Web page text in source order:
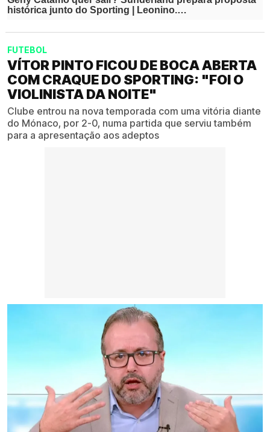
FUTEBOL
VÍTOR PINTO FICOU DE BOCA ABERTA
COM CRAQUE DO SPORTING: "FOI O
VIOLINISTA DA NOITE"
Clube entrou na nova temporada com uma vitória diante
do Mónaco, por 2-0, numa partida que serviu também
para a apresentação aos adeptos